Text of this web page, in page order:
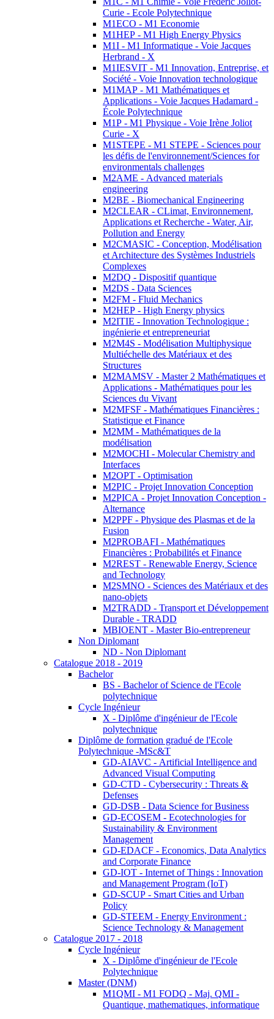
Curie - Ecole Polytechnique
M1ECO - M1 Economie
M1HEP - M1 High Energy Physics
M1I - M1 Informatique - Voie Jacques
Herbrand - X
M1IESVIT - M1 Innovation, Entreprise, et
Société - Voie Innovation technologique
M1MAP - M1 Mathématiques et
Applications - Voie Jacques Hadamard -
École Polytechnique
M1P - M1 Physique - Voie Irène Joliot
Curie - X
M1STEPE - M1 STEPE - Sciences pour
les défis de l'environnement/Sciences for
environmentals challenges
M2AME - Advanced materials
engineering
M2BE - Biomechanical Engineering
M2CLEAR - CLimat, Environnement,
Applications et Recherche - Water, Air,
Pollution and Energy
M2CMASIC - Conception, Modélisation
et Architecture des Systèmes Industriels
Complexes
M2DQ - Dispositif quantique
M2DS - Data Sciences
M2FM - Fluid Mechanics
M2HEP - High Energy physics
M2ITIE - Innovation Technologique :
ingénierie et entrepreneuriat
M2M4S - Modélisation Multiphysique
Multiéchelle des Matériaux et des
Structures
M2MAMSV - Master 2 Mathématiques et
Applications - Mathématiques pour les
Sciences du Vivant
M2MFSF - Mathématiques Financières :
Statistique et Finance
M2MM - Mathématiques de la
modélisation
M2MOCHI - Molecular Chemistry and
Interfaces
M2OPT - Optimisation
M2PIC - Projet Innovation Conception
M2PICA - Projet Innovation Conception -
Alternance
M2PPF - Physique des Plasmas et de la
Fusion
M2PROBAFI - Mathématiques
Financières : Probabilités et Finance
M2REST - Renewable Energy, Science
and Technology
M2SMNO - Sciences des Matériaux et des
nano-objets
M2TRADD - Transport et Développement
Durable - TRADD
MBIOENT - Master Bio-entrepreneur
Non Diplomant
ND - Non Diplomant
Catalogue 2018 - 2019
Bachelor
BS - Bachelor of Science de l'Ecole
polytechnique
Cycle Ingénieur
X - Diplôme d'ingénieur de l'Ecole
polytechnique
Diplôme de formation gradué de l'Ecole
Polytechnique -MSc&T
GD-AIAVC - Artificial Intelligence and
Advanced Visual Computing
GD-CTD - Cybersecurity : Threats &
Defenses
GD-DSB - Data Science for Business
GD-ECOSEM - Ecotechnologies for
Sustainability & Environment
Management
GD-EDACF - Economics, Data Analytics
and Corporate Finance
GD-IOT - Internet of Things : Innovation
and Management Program (IoT)
GD-SCUP - Smart Cities and Urban
Policy
GD-STEEM - Energy Environment :
Science Technology & Management
Catalogue 2017 - 2018
Cycle Ingénieur
X - Diplôme d'ingénieur de l'Ecole
Polytechnique
Master (DNM)
M1QMI - M1 FODQ - Maj. QMI -
Quantique, mathematiques, informatique